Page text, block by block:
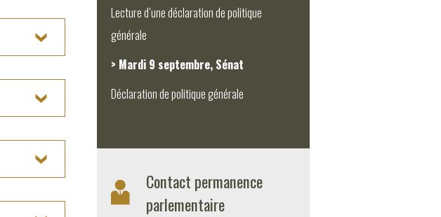
Lecture d’une déclaration de politique
générale
> Mardi 9 septembre, Sénat
Déclaration de politique générale
Contact permanence
parlementaire